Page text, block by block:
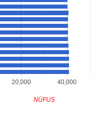
20,000 40,000
NÜFUS